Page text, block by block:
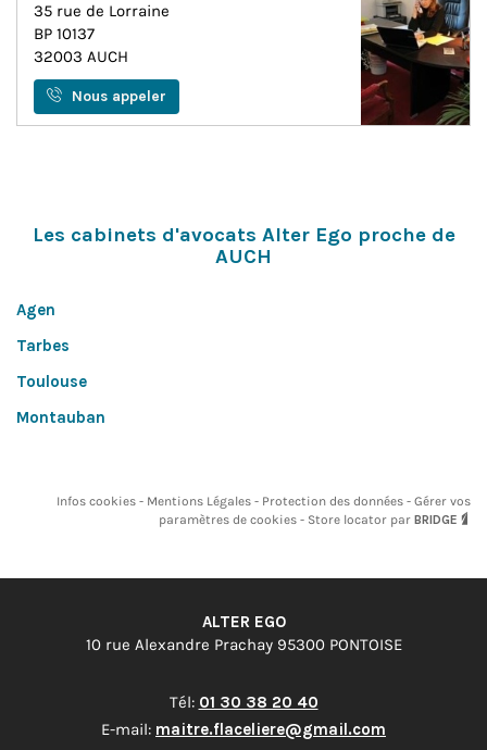
35 rue de Lorraine
BP 10137
32003 AUCH
Nous appeler
Les cabinets d'avocats Alter Ego proche de
AUCH
Agen
Tarbes
Toulouse
Montauban
Infos cookies Mentions Légales Protection des données
Gérer vos
paramètres de cookies
Store locator par BRIDGE
ALTER EGO
10 rue Alexandre Prachay 95300 PONTOISE
Tél: 01 30 38 20 40
E-mail: maitre.flaceliere@gmail.com